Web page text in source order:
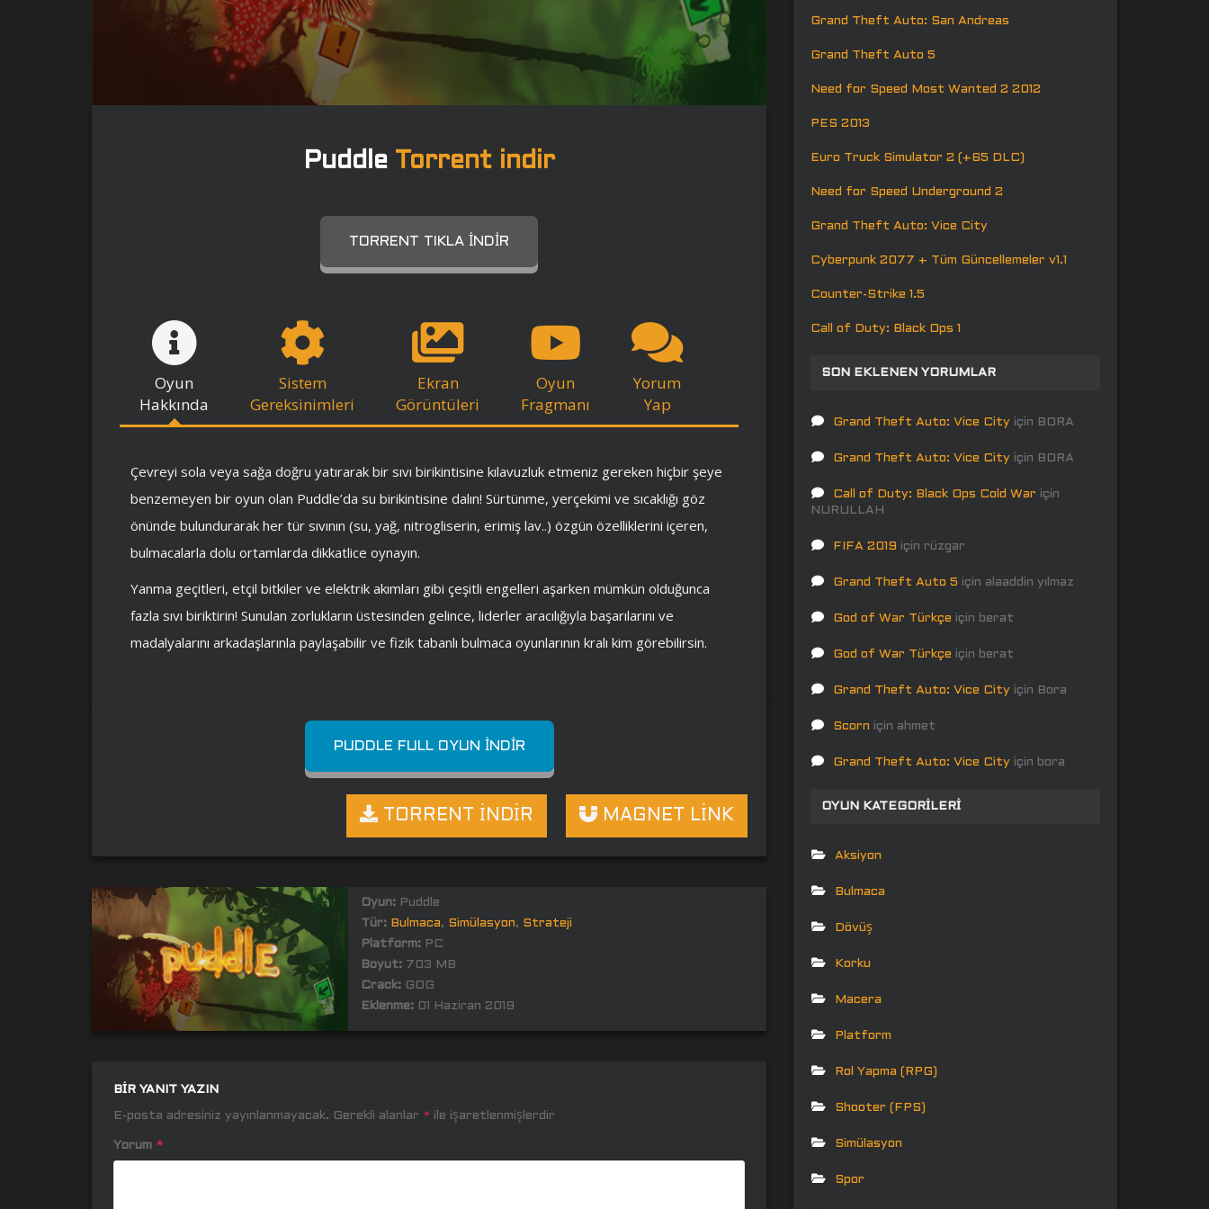
Puddle Torrent indir
TORRENT TIKLA İNDIR
Oyun
Hakkında
Sistem
Gereksinimleri
Ekran
Görüntüleri
Oyun
Fragmanı
Yorum
Yap
Çevreyi sola veya sağa doğru yatırarak bir sıvı birikintisine kılavuzluk etmeniz gereken hiçbir şeye
benzemeyen bir oyun olan Puddle’da su birikintisine dalın! Sürtünme, yerçekimi ve sıcaklığı göz
önünde bulundurarak her tür sıvının (su, yağ, nitrogliserin, erimiş lav..) özgün özelliklerini içeren,
bulmacalarla dolu ortamlarda dikkatlice oynayın.
Yanma geçitleri, etçil bitkiler ve elektrik akımları gibi çeşitli engelleri aşarken mümkün olduğunca
fazla sıvı biriktirin! Sunulan zorlukların üstesinden gelince, liderler aracılığıyla başarılarını ve
madalyalarını arkadaşlarınla ​​paylaşabilir ve fizik tabanlı bulmaca oyunlarının kralı kim görebilirsin.
PUDDLE FULL OYUN İNDIR
MAGNET LİNK
TORRENT İNDİR
Oyun:Puddle
Tür: Bulmaca, Simülasyon, Strateji
Platform:PC
Boyut:703 MB
Crack:GOG
Eklenme:01 Haziran 2019
BIR YANIT YAZIN
E-posta adresiniz yayınlanmayacak. Gerekli alanlar * ile işaretlenmişlerdir
Yorum *
Grand Theft Auto: San Andreas
Grand Theft Auto 5
Need for Speed Most Wanted 2 2012
PES 2013
Euro Truck Simulator 2 (+65 DLC)
Need for Speed Underground 2
Grand Theft Auto: Vice City
Cyberpunk 2077 + Tüm Güncellemeler v1.1
Counter-Strike 1.5
Call of Duty: Black Ops 1
SON EKLENEN YORUMLAR
Grand Theft Auto: Vice City için BORA
Grand Theft Auto: Vice City için BORA
Call of Duty: Black Ops Cold War için
NURULLAH
FIFA 2019 için rüzgar
Grand Theft Auto 5 için alaaddin yılmaz
God of War Türkçe için berat
God of War Türkçe için berat
Grand Theft Auto: Vice City için Bora
Scorn için ahmet
Grand Theft Auto: Vice City için bora
OYUN KATEGORILERI
Aksiyon
Bulmaca
Dövüş
Korku
Macera
Platform
Rol Yapma (RPG)
Shooter (FPS)
Simülasyon
Spor